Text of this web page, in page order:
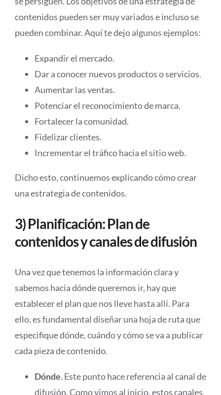
contenidos pueden ser muy variados e incluso se
pueden combinar. Aquí te dejo algunos ejemplos:
Expandir el mercado.
Dar a conocer nuevos productos o servicios.
Aumentar las ventas.
Potenciar el reconocimiento de marca.
Fortalecer la comunidad.
Fidelizar clientes.
Incrementar el tráfico hacia el sitio web.
Dicho esto, continuemos explicando cómo crear
una estrategia de contenidos.
3) Planificación: Plan de
contenidos y canales de difusión
Una vez que tenemos la información clara y
sabemos hacia dónde queremos ir, hay que
establecer el plan que nos lleve hasta allí. Para
ello, es fundamental diseñar una hoja de ruta que
especifique dónde, cuándo y cómo se va a publicar
cada pieza de contenido.
Dónde. Este punto hace referencia al canal de
difusión. Como vimos al inicio, estos canales